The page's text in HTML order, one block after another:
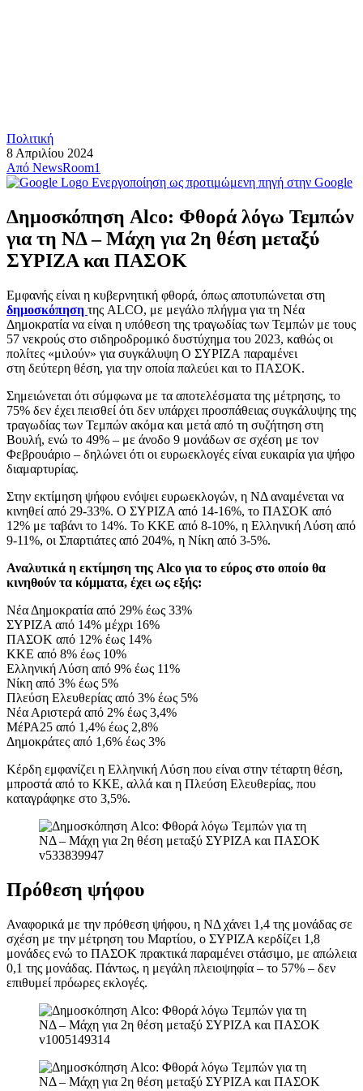
Πολιτική
8 Απριλίου 2024
Από NewsRoom1
Ενεργοποίηση ως προτιμώμενη πηγή στην Google
Δημοσκόπηση Alco: Φθορά λόγω Τεμπών
για τη ΝΔ – Μάχη για 2η θέση μεταξύ
ΣΥΡΙΖΑ και ΠΑΣΟΚ
Εμφανής είναι η κυβερνητική φθορά, όπως αποτυπώνεται στη
δημοσκόπηση της ALCO, με μεγάλο πλήγμα για τη Νέα
Δημοκρατία να είναι η υπόθεση της τραγωδίας των Τεμπών με τους
57 νεκρούς στο σιδηροδρομικό δυστύχημα του 2023, καθώς οι
πολίτες «μιλούν» για συγκάλυψη Ο ΣΥΡΙΖΑ παραμένει
στη δεύτερη θέση, για την οποία παλεύει και το ΠΑΣΟΚ.
Σημειώνεται ότι σύμφωνα με τα αποτελέσματα της μέτρησης, το
75% δεν έχει πεισθεί ότι δεν υπάρχει προσπάθειας συγκάλυψης της
τραγωδίας των Τεμπών ακόμα και μετά από τη συζήτηση στη
Βουλή, ενώ το 49% – με άνοδο 9 μονάδων σε σχέση με τον
Φεβρουάριο – δηλώνει ότι οι ευρωεκλογές είναι ευκαιρία για ψήφο
διαμαρτυρίας.
Στην εκτίμηση ψήφου ενόψει ευρωεκλογών, η ΝΔ αναμένεται να
κινηθεί από 29-33%. Ο ΣΥΡΙΖΑ από 14-16%, το ΠΑΣΟΚ από
12% με ταβάνι το 14%. Το ΚΚΕ από 8-10%, η Ελληνική Λύση από
9-11%, οι Σπαρτιάτες από 204%, η Νίκη από 3-5%.
Αναλυτικά η εκτίμηση της Alco για το εύρος στο οποίο θα
κινηθούν τα κόμματα, έχει ως εξής:
Νέα Δημοκρατία από 29% έως 33%
ΣΥΡΙΖΑ από 14% μέχρι 16%
ΠΑΣΟΚ από 12% έως 14%
ΚΚΕ από 8% έως 10%
Ελληνική Λύση από 9% έως 11%
Νίκη από 3% έως 5%
Πλεύση Ελευθερίας από 3% έως 5%
Νέα Αριστερά από 2% έως 3,4%
ΜέΡΑ25 από 1,4% έως 2,8%
Δημοκράτες από 1,6% έως 3%
Κέρδη εμφανίζει η Ελληνική Λύση που είναι στην τέταρτη θέση,
μπροστά από το ΚΚΕ, αλλά και η Πλεύση Ελευθερίας, που
καταγράφηκε στο 3,5%.
Πρόθεση ψήφου
Αναφορικά με την πρόθεση ψήφου, η ΝΔ χάνει 1,4 της μονάδας σε
σχέση με την μέτρηση του Μαρτίου, ο ΣΥΡΙΖΑ κερδίζει 1,8
μονάδες ενώ το ΠΑΣΟΚ πρακτικά παραμένει στάσιμο, με απώλεια
0,1 της μονάδας. Πάντως, η μεγάλη πλειοψηφία – το 57% – δεν
επιθυμεί πρόωρες εκλογές.